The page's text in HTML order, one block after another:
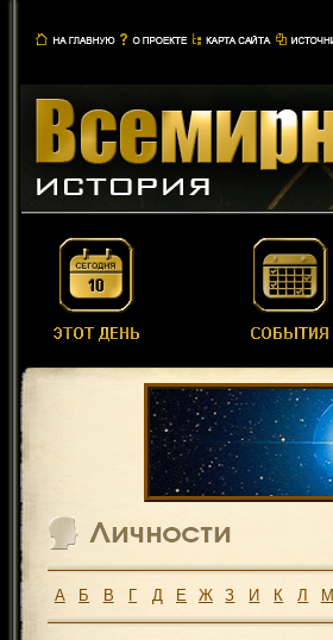
А Б В Г Д Е Ж З И К Л М